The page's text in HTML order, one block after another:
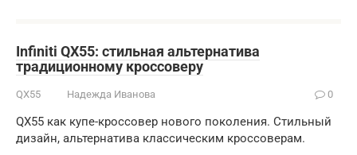
Infiniti QX55: стильная альтернатива
традиционному кроссоверу
QX55 Надежда Иванова 0
QX55 как купе-кроссовер нового поколения. Стильный
дизайн, альтернатива классическим кроссоверам.